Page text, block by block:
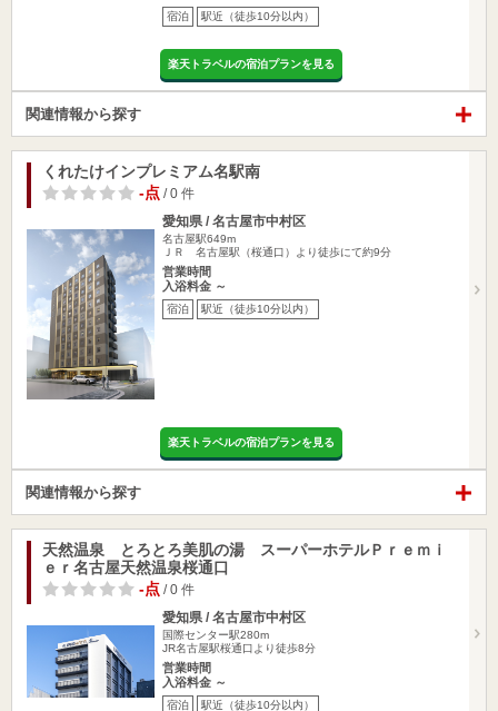
宿泊 駅近（徒歩10分以内）
楽天トラベルの宿泊プランを見る
関連情報から探す
くれたけインプレミアム名駅南
-点 / 0 件
愛知県 / 名古屋市中村区
名古屋駅649m
ＪＲ 名古屋駅（桜通口）より徒歩にて約9分
営業時間
入浴料金 ～
宿泊 駅近（徒歩10分以内）
楽天トラベルの宿泊プランを見る
関連情報から探す
天然温泉 とろとろ美肌の湯 スーパーホテルＰｒｅｍｉ
ｅｒ名古屋天然温泉桜通口
-点 / 0 件
愛知県 / 名古屋市中村区
国際センター駅280m
JR名古屋駅桜通口より徒歩8分
営業時間
入浴料金 ～
宿泊 駅近（徒歩10分以内）